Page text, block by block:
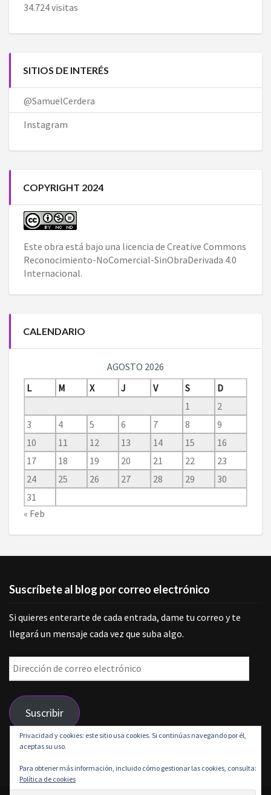
34.724 visitas
SITIOS DE INTERÉS
@SamuelCerdera
Instagram
COPYRIGHT 2024
Este obra está bajo una licencia de Creative Commons
Reconocimiento-NoComercial-SinObraDerivada 4.0
Internacional.
CALENDARIO
AGOSTO 2026
L
M X J V S
D
1
2
3
4 5 6 7 8
9
10
11 12 13 14 15
16
17
18 19 20 21 22
23
24
25 26 27 28 29
30
31
« Feb
Suscríbete al blog por correo electrónico
Si quieres enterarte de cada entrada, dame tu correo y te
llegará un mensaje cada vez que suba algo.
Dirección
de
correo
electrónico
Suscribir
Únete a otros 9 suscriptores
Privacidad y cookies: este sitio usa cookies. Si continúas navegando por él,
aceptas su uso.
Para obtener más información, incluido cómo gestionar las cookies, consulta:
Política de cookies